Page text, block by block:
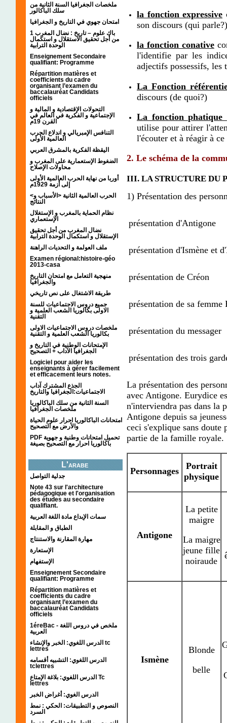
ملخصات الجغرافيا السنة الثانية من
سلك الباكالور
امتحان جهوي في التاريخ و الجغرافيا
1 باك علوم – تاريخ : نضال المغرب
من أجل تحقيق الاستقلال و استكمال
الوحدة الترابية
Enseignement Secondaire
qualifiant: Programme
Répartition matières et
coefficients du cadre
organisant l’examen du
baccalauréat Candidats
officiels
التحولات الإقتصادية و المالية و
الإجتماعية و الفكرية في العالم في
القرن 19م
التنافس الإمبريالي و اندلاع الحرب
العالمية الأولى
اليقظة الفكرية بالمشرق العربي
الضغوط الإستعمارية على المغرب و
محاولات الإصلاح
أوربا من نهاية الحرب العالمية الأولى
إلى أزمة 1929م
<الحرب العالمية الثانية <الأسباب و
النتائج
نظام الحماية بالمغرب و الإستغلال
الإستعماري
نضال المغرب من أجل تحقيق
الإستقلال و استكمال الوحدة الترابية
ملف العولمة و التحديات الراهنة
Examen régional:histoire-géo
2013-casa
منهجية التعامل مع امتحان التاريخ
والجغرافيا
طريقة الاشتغال على نص تاريخي
جميع دروس الاجتماعيات للسنة
الاولى بكالوريا الشعب العلمية و
التقنية
ملخصات دروس الاجتماعيات الاولى
بكالوريا الشعب العلمية و التقنية
الإمتحانات الوطنية في التاريخ و
الجغرافيا الآداب + التصحيح
Logiciel pour aider les
enseignants à gérer facilement
et efficacement leurs notes.
الجذع المشترك آداب
الاجتماعيات:الجغرافيا والتاريخ
السنة الثانية من سلك الباكالوريا
ملخصات الجغرافيا
امتحانات الباكالوريا احرار علوم الحياة
والأرض مع التصحيح
PDF تحميل امتحانات وطنية و جهوية
باكالوريا احرار مع التصحيح بصيغة
L'arabe
جدلية التواصل
Note 43 sur l'architecture
pédagogique et l'organisation
des études au secondaire
qualifiant.
سمات الإبداع مادة اللغة العربية
الطباق و المقابلة
مهارة المقارنة والاستنتاج
الإستعارة
الإستفهام
Enseignement Secondaire
qualifiant: Programme
Répartition matières et
coefficients du cadre
organisant l’examen du
baccalauréat Candidats
officiels
1éreBac - ملخص في دروس اللغة
العربية
الدرس اللغوي: الخبر والإنشاء tc
lettres
الدرس اللغوي: التشبيه أقسامه
tclettres
الدرس اللغوي: بلاغة الإمتاع Tc
lettres
الدرس الغوي: أغراض الخبر
النصوص و التطبيقات: الحكي : نمط
السرد
la fonction expressive
son discours (qui parle?)
la fonction conative
l'identifie par les
adjectifs possessifs, les
La Fonction
discours (de quoi?)
La fonction phatique
utilise pour attirer
l'écouter et à réagir à
2. Le schéma de la
III. LA STRUCTURE DU
1) Présentation des
présentation d'Antigone
présentation d'Ismène et
présentation de Créon
présentation de sa
présentation du messager
présentation des trois
La présentation des
avec Antigone. Eurydice
n'interviendra pas dans la
Antigone depuis sa
ceci s'explique sans
partie de la famille royale.
Personnages
Portrait
physique
Antigone
La petite
maigre
La maigre
jeune fille
noiraude
Ismène
Blonde
belle